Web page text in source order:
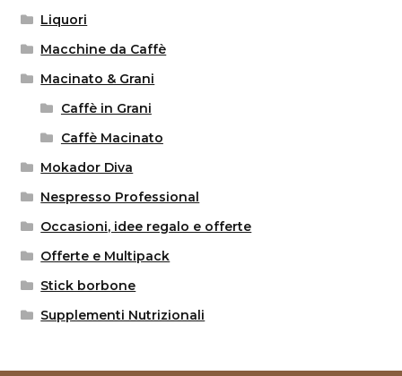
Liquori
Macchine da Caffè
Macinato & Grani
Caffè in Grani
Caffè Macinato
Mokador Diva
Nespresso Professional
Occasioni, idee regalo e offerte
Offerte e Multipack
Stick borbone
Supplementi Nutrizionali